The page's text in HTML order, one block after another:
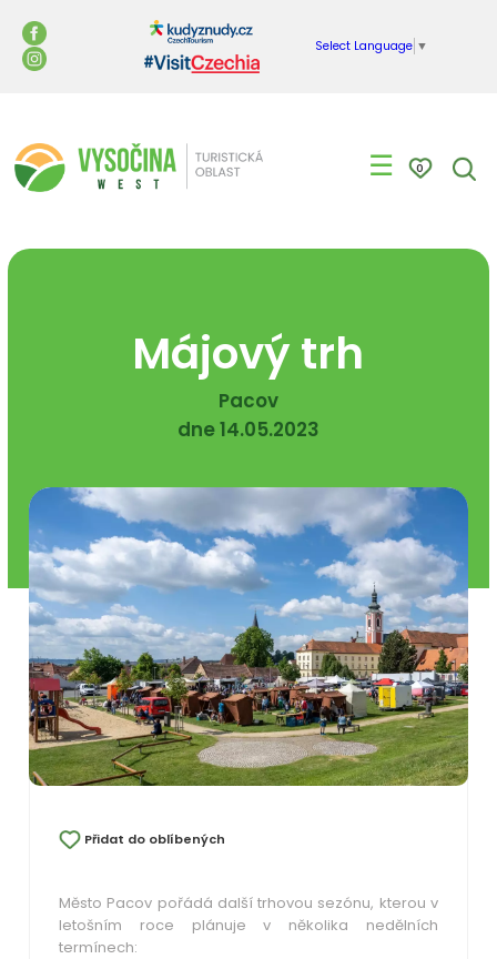
Select Language ▼
☰ 0
Májový trh
Pacov
dne 14.05.2023
Přidat do oblíbených
Město Pacov pořádá další trhovou sezónu, kterou v
letošním roce plánuje v několika nedělních
termínech: